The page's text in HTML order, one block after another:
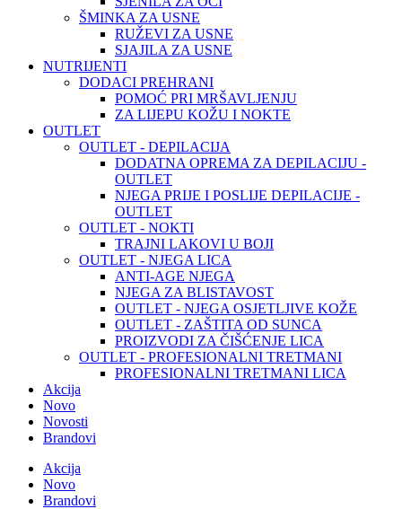
ŠMINKA ZA USNE
RUŽEVI ZA USNE
SJAJILA ZA USNE
NUTRIJENTI
DODACI PREHRANI
POMOĆ PRI MRŠAVLJENJU
ZA LIJEPU KOŽU I NOKTE
OUTLET
OUTLET - DEPILACIJA
DODATNA OPREMA ZA DEPILACIJU -
OUTLET
NJEGA PRIJE I POSLIJE DEPILACIJE -
OUTLET
OUTLET - NOKTI
TRAJNI LAKOVI U BOJI
OUTLET - NJEGA LICA
ANTI-AGE NJEGA
NJEGA ZA BLISTAVOST
OUTLET - NJEGA OSJETLJIVE KOŽE
OUTLET - ZAŠTITA OD SUNCA
PROIZVODI ZA ČIŠĆENJE LICA
OUTLET - PROFESIONALNI TRETMANI
PROFESIONALNI TRETMANI LICA
Akcija
Novo
Novosti
Brandovi
Akcija
Novo
Brandovi